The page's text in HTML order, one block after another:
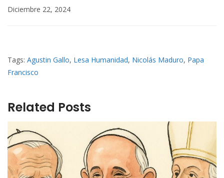
Diciembre 22, 2024
Tags: Agustin Gallo, Lesa Humanidad, Nicolás Maduro, Papa
Francisco
Related Posts